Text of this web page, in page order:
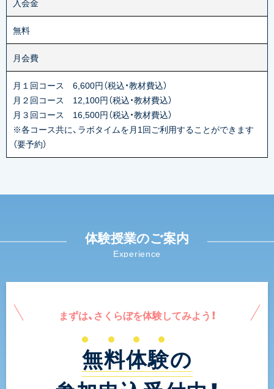
無料
月会費
月１回コース 6,600円（税込・教材費込）
月２回コース 12,100円（税込・教材費込）
月３回コース 16,500円（税込・教材費込）
※各コース共に、ラボタイムを月1回ご利用することができます
（要予約）
体験授業のご案内
Experience
まずは、さくらぼを体験してみよう！
無料体験の